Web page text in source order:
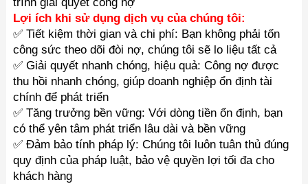
Lợi ích khi sử dụng dịch vụ của chúng tôi:
✅ Tiết kiệm thời gian và chi phí: Bạn không phải tốn
công sức theo dõi đòi nợ, chúng tôi sẽ lo liệu tất cả
✅ Giải quyết nhanh chóng, hiệu quả: Công nợ được
thu hồi nhanh chóng, giúp doanh nghiệp ổn định tài
chính để phát triển
✅ Tăng trưởng bền vững: Với dòng tiền ổn định, bạn
có thể yên tâm phát triển lâu dài và bền vững
✅ Đảm bảo tính pháp lý: Chúng tôi luôn tuân thủ đúng
quy định của pháp luật, bảo vệ quyền lợi tối đa cho
khách hàng